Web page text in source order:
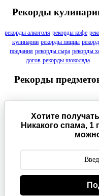
Рекорды
рекорды алкоголя рекорды кофе
кулинарии рекорды пиццы
поедания рекорды сыра рекорды
догов рекорды шоколада
Рекорды
Хотите
Никакого спама, 1